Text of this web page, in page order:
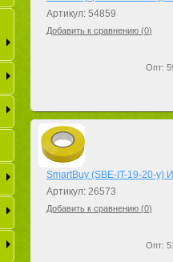
Артикул: 54859
Добавить к сравнению (0)
Опт:
SmartBuy (SBE-IT-19-20-y)
Артикул: 26573
Добавить к сравнению (0)
Опт: